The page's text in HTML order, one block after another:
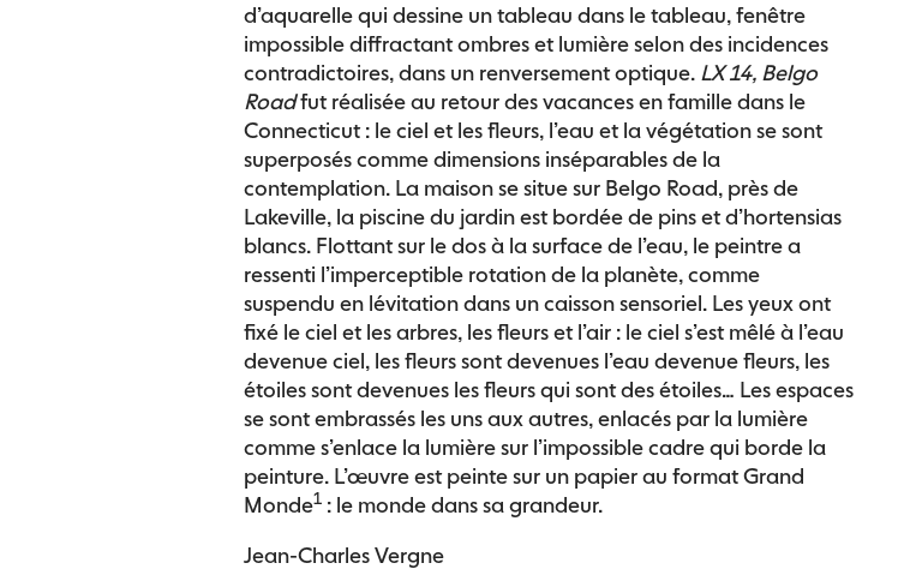
d’aquarelle qui dessine un tableau dans le tableau, fenêtre
impossible diffractant ombres et lumière selon des incidences
contradictoires, dans un renversement optique. LX 14, Belgo
Roadfut réalisée au retour des vacances en famille dans le
Connecticut : le ciel et les fleurs, l’eau et la végétation se sont
superposés comme dimensions inséparables de la
contemplation. La maison se situe sur Belgo Road, près de
Lakeville, la piscine du jardin est bordée de pins et d’hortensias
blancs. Flottant sur le dos à la surface de l’eau, le peintre a
ressenti l’imperceptible rotation de la planète, comme
suspendu en lévitation dans un caisson sensoriel. Les yeux ont
fixé le ciel et les arbres, les fleurs et l’air : le ciel s’est mêlé à l’eau
devenue ciel, les fleurs sont devenues l’eau devenue fleurs, les
étoiles sont devenues les fleurs qui sont des étoiles… Les espaces
se sont embrassés les uns aux autres, enlacés par la lumière
comme s’enlace la lumière sur l’impossible cadre qui borde la
peinture. L’œuvre est peinte sur un papier au format Grand
Monde1 : le monde dans sa grandeur.
Jean-Charles Vergne